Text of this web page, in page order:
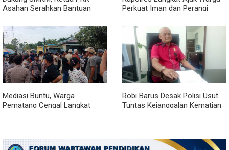
Asahan Serahkan Bantuan
Sentang
Perkuat Iman dan Perangi
Curhat
Mediasi Buntu, Warga
Pematang Cengal Langkat
Robi Barus Desak Polisi Usut
Tuntas Kejanggalan Kematian